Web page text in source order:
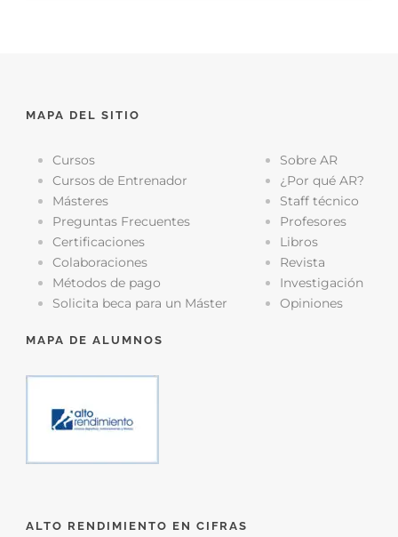
MAPA DEL SITIO
Cursos
Cursos de Entrenador
Másteres
Preguntas Frecuentes
Certificaciones
Colaboraciones
Métodos de pago
Solicita beca para un Máster
Sobre AR
¿Por qué AR?
Staff técnico
Profesores
Libros
Revista
Investigación
Opiniones
MAPA DE ALUMNOS
ALTO RENDIMIENTO EN CIFRAS